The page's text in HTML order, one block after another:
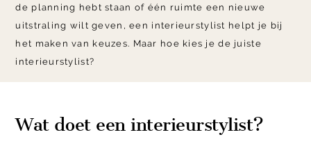
de planning hebt staan of één ruimte een nieuwe
uitstraling wilt geven, een interieurstylist helpt je bij
het maken van keuzes. Maar hoe kies je de juiste
interieurstylist?
Wat doet een interieurstylist?